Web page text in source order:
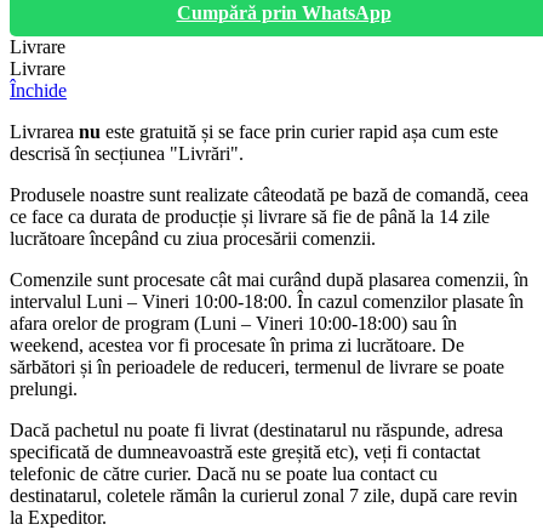
Cumpără prin WhatsApp
Livrare
Livrare
Închide
Livrarea nu este gratuită și se face prin curier rapid așa cum este
descrisă în secțiunea "Livrări".
Produsele noastre sunt realizate câteodată pe bază de comandă, ceea
ce face ca durata de producție și livrare să fie de până la 14 zile
lucrătoare începând cu ziua procesării comenzii.
Comenzile sunt procesate cât mai curând după plasarea comenzii, în
intervalul Luni – Vineri 10:00-18:00. În cazul comenzilor plasate în
afara orelor de program (Luni – Vineri 10:00-18:00) sau în
weekend, acestea vor fi procesate în prima zi lucrătoare. De
sărbători și în perioadele de reduceri, termenul de livrare se poate
prelungi.
Dacă pachetul nu poate fi livrat (destinatarul nu răspunde, adresa
specificată de dumneavoastră este greșită etc), veți fi contactat
telefonic de către curier. Dacă nu se poate lua contact cu
destinatarul, coletele rămân la curierul zonal 7 zile, după care revin
la Expeditor.